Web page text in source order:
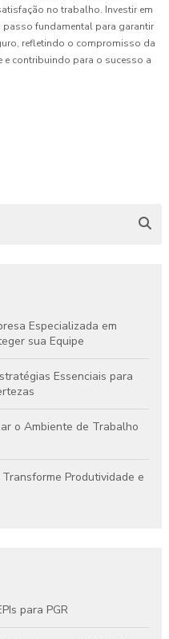
no trabalho. Investir em
fundamental para garantir
refletindo o compromisso da
e contribuindo para o sucesso a
Especializada em
sua Equipe
Essenciais para
o Ambiente de Trabalho
Produtividade e
para PGR